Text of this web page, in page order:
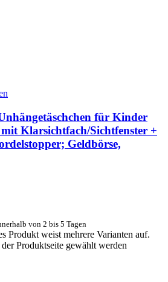
für Kinder
Klarsichtfach/Sichtfenster +
Geldbörse,
von 2 bis 5 Tagen
Produkt weist mehrere Varianten auf.
Produktseite gewählt werden